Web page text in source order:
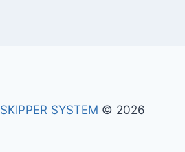
SKIPPER SYSTEM © 2026